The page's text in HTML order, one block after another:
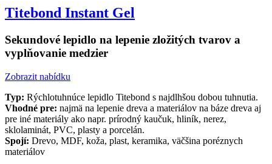
Titebond Instant Gel
Sekundové lepidlo na lepenie zložitých tvarov a
vyplňovanie medzier
Zobrazit nabídku
Typ: Rýchlotuhnúce lepidlo Titebond s najdlhšou dobou tuhnutia.
Vhodné pre: najmä na lepenie dreva a materiálov na báze dreva aj
pre iné materiály ako napr. prírodný kaučuk, hliník, nerez,
sklolaminát, PVC, plasty a porcelán.
Spojí: Drevo, MDF, koža, plast, keramika, väčšina poréznych
materiálov